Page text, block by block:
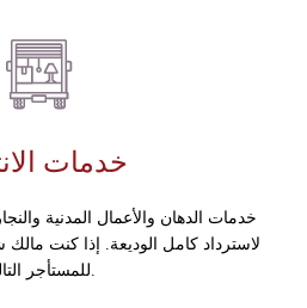
خدمات
خدمات الدهان والأعمال المدنية
لاسترداد كامل الوديعة. إذا كنت
للمستأجر التالي.